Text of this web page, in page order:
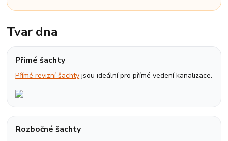
Tvar dna
Přímé šachty
Přímé revizní šachty jsou ideální pro přímé vedení kanalizace.
Rozbočné šachty